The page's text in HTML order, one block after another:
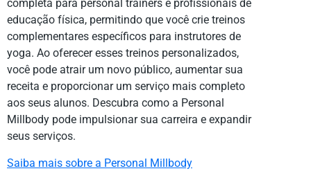
completa para personal trainers e profissionais de
educação física, permitindo que você crie treinos
complementares específicos para instrutores de
yoga. Ao oferecer esses treinos personalizados,
você pode atrair um novo público, aumentar sua
receita e proporcionar um serviço mais completo
aos seus alunos. Descubra como a Personal
Millbody pode impulsionar sua carreira e expandir
seus serviços.
Saiba mais sobre a Personal Millbody